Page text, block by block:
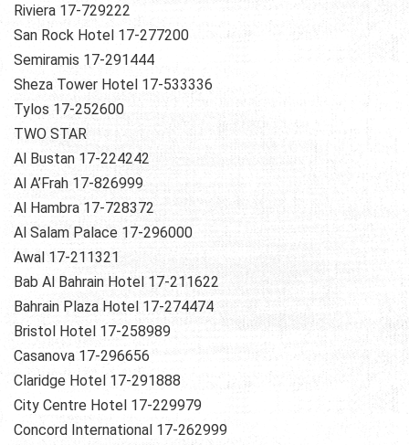
Riviera 17-729222
San Rock Hotel 17-277200
Semiramis 17-291444
Sheza Tower Hotel 17-533336
Tylos 17-252600
TWO STAR
Al Bustan 17-224242
Al A’Frah 17-826999
Al Hambra 17-728372
Al Salam Palace 17-296000
Awal 17-211321
Bab Al Bahrain Hotel 17-211622
Bahrain Plaza Hotel 17-274474
Bristol Hotel 17-258989
Casanova 17-296656
Claridge Hotel 17-291888
City Centre Hotel 17-229979
Concord International 17-262999